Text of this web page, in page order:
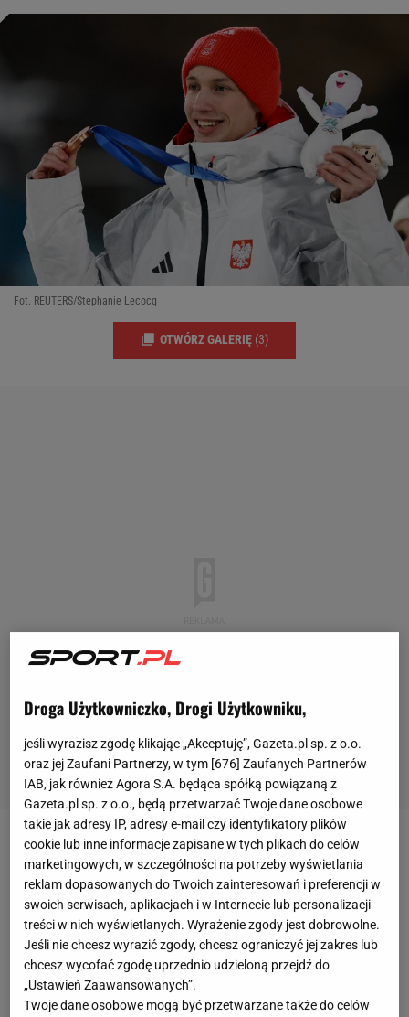
Fot. REUTERS/Stephanie Lecocq
OTWÓRZ GALERIĘ (3)
Kacper Tomasiak jest rewelacją tychigrzysk
olimpijskich . 19-latek, o którym do niedawna jeszcze
nikt nie słyszał, wróci z Mediolanu z trzema
medalami - dwoma srebrnymi za konkursy na
skoczni normalnej i duety z Pawłem Wąskiem oraz
brązowym na dużym obiekcie.
Droga Użytkowniczko, Drogi Użytkowniku,
jeśli wyrazisz zgodę klikając „Akceptuję”, Gazeta.pl sp. z o.o.
oraz jej Zaufani Partnerzy, w tym [676] Zaufanych Partnerów
IAB, jak również Agora S.A. będąca spółką powiązaną z
Gazeta.pl sp. z o.o., będą przetwarzać Twoje dane osobowe
takie jak adresy IP, adresy e-mail czy identyfikatory plików
cookie lub inne informacje zapisane w tych plikach do celów
marketingowych, w szczególności na potrzeby wyświetlania
reklam dopasowanych do Twoich zainteresowań i preferencji w
swoich serwisach, aplikacjach i w Internecie lub personalizacji
treści w nich wyświetlanych. Wyrażenie zgody jest dobrowolne.
Jeśli nie chcesz wyrazić zgody, chcesz ograniczyć jej zakres lub
chcesz wycofać zgodę uprzednio udzieloną przejdź do
„Ustawień Zaawansowanych”.
Twoje dane osobowe mogą być przetwarzane także do celów